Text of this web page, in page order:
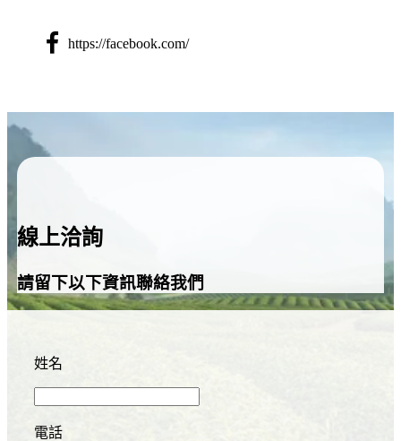
https://facebook.com/
線上洽詢
請留下以下資訊聯絡我們
姓名
電話